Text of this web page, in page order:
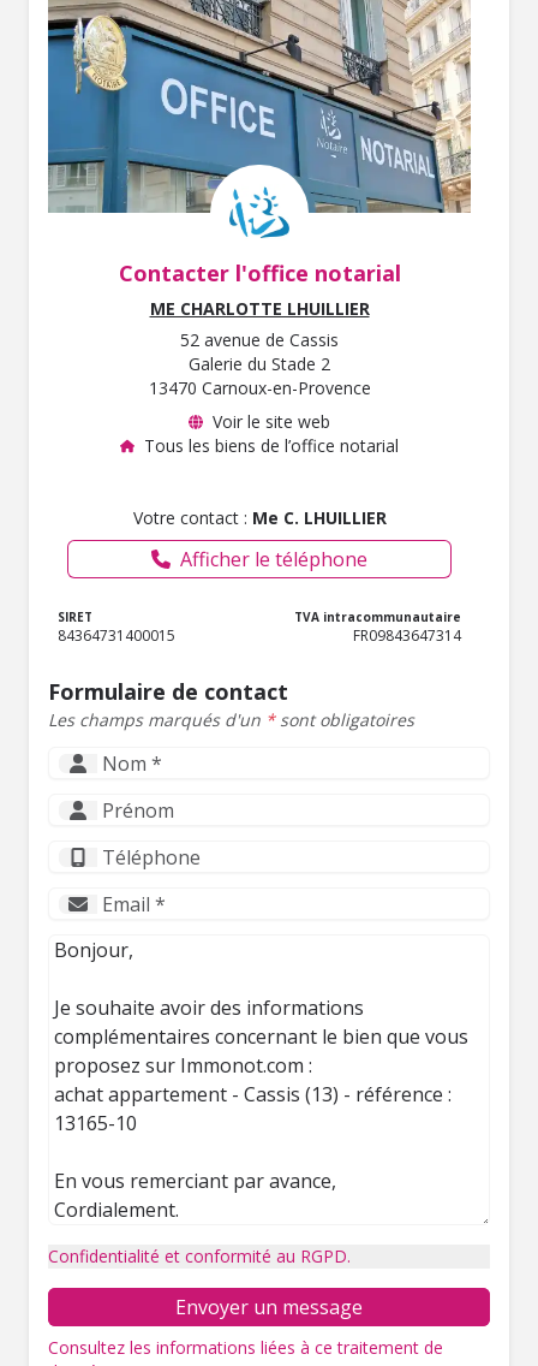
Contacter l'office notarial
ME CHARLOTTE LHUILLIER
52 avenue de Cassis
Galerie du Stade 2
13470 Carnoux-en-Provence
Voir le site web
Tous les biens de l’office notarial
Votre contact : Me C. LHUILLIER
Afficher le téléphone
SIRET
84364731400015
TVA intracommunautaire
FR09843647314
Formulaire de contact
Les champs marqués d'un *sont obligatoires
Confidentialité et conformité au RGPD.
Envoyer un message
Consultez les informations liées à ce traitement de